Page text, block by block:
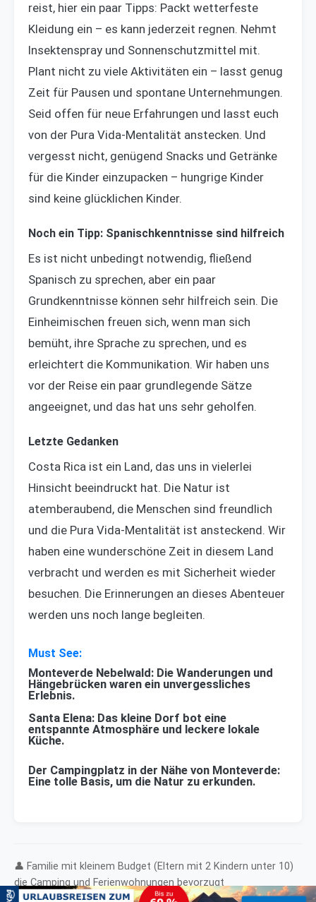
reist, hier ein paar Tipps: Packt wetterfeste
Kleidung ein – es kann jederzeit regnen. Nehmt
Insektenspray und Sonnenschutzmittel mit.
Plant nicht zu viele Aktivitäten ein – lasst genug
Zeit für Pausen und spontane Unternehmungen.
Seid offen für neue Erfahrungen und lasst euch
von der Pura Vida-Mentalität anstecken. Und
vergesst nicht, genügend Snacks und Getränke
für die Kinder einzupacken – hungrige Kinder
sind keine glücklichen Kinder.
Noch ein Tipp: Spanischkenntnisse sind hilfreich
Es ist nicht unbedingt notwendig, fließend
Spanisch zu sprechen, aber ein paar
Grundkenntnisse können sehr hilfreich sein. Die
Einheimischen freuen sich, wenn man sich
bemüht, ihre Sprache zu sprechen, und es
erleichtert die Kommunikation. Wir haben uns
vor der Reise ein paar grundlegende Sätze
angeeignet, und das hat uns sehr geholfen.
Letzte Gedanken
Costa Rica ist ein Land, das uns in vielerlei
Hinsicht beeindruckt hat. Die Natur ist
atemberaubend, die Menschen sind freundlich
und die Pura Vida-Mentalität ist ansteckend. Wir
haben eine wunderschöne Zeit in diesem Land
verbracht und werden es mit Sicherheit wieder
besuchen. Die Erinnerungen an dieses Abenteuer
werden uns noch lange begleiten.
Monteverde Nebelwald: Die Wanderungen und
Hängebrücken waren ein unvergessliches
Erlebnis.
Santa Elena: Das kleine Dorf bot eine
entspannte Atmosphäre und leckere lokale
Küche.
Der Campingplatz in der Nähe von Monteverde:
Eine tolle Basis, um die Natur zu erkunden.
👤 Familie mit kleinem Budget (Eltern mit 2 Kindern unter 10)
die Camping und Ferienwohnungen bevorzugt